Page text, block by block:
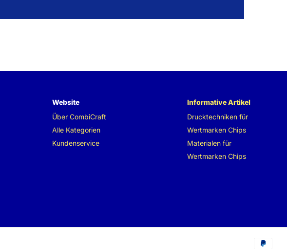
Website
Über CombiCraft
Alle Kategorien
Kundenservice
Informative Artikel
Drucktechniken für
Wertmarken Chips
Materialen für
Wertmarken Chips